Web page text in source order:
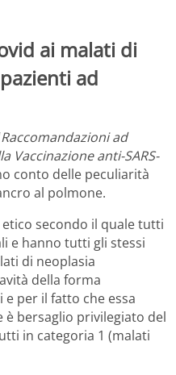
ai malati di
ad
Raccomandazioni ad
Vaccinazione anti-SARS-
conto delle peculiarità
al polmone.
secondo il quale tutti
e hanno tutti gli stessi
di neoplasia
della forma
per il fatto che essa
è bersaglio privilegiato del
in categoria 1 (malati